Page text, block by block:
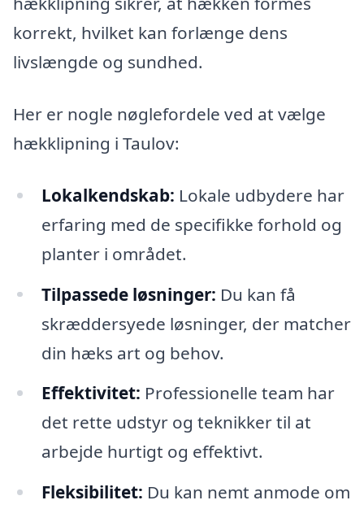
korrekt, hvilket kan forlænge dens
livslængde og sundhed.
Her er nogle nøglefordele ved at vælge
hækklipning i Taulov:
Lokalkendskab: Lokale udbydere har
erfaring med de specifikke forhold og
planter i området.
Tilpassede løsninger: Du kan få
skræddersyede løsninger, der matcher
din hæks art og behov.
Effektivitet: Professionelle team har
det rette udstyr og teknikker til at
arbejde hurtigt og effektivt.
Fleksibilitet: Du kan nemt anmode om